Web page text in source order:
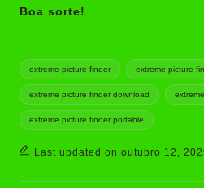
Boa sorte!
Tags:
extreme picture finder extreme picture
extreme picture finder download
extreme picture finder portable
Last updated on outubro 12,